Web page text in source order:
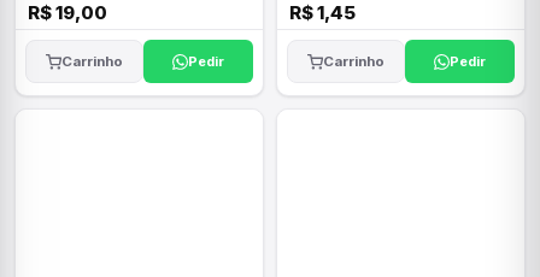
R$ 19,00
Carrinho Pedir
R$ 1,45
Carrinho Pedir